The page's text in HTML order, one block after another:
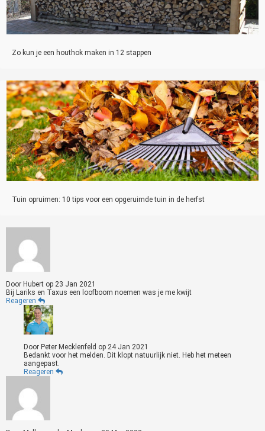
Zo kun je een houthok maken in 12 stappen
Tuin opruimen: 10 tips voor een opgeruimde tuin in de herfst
Door Hubert op 23 Jan 2021
Bij Lariks en Taxus een loofboom noemen was je me kwijt
Reageren
Door Peter Mecklenfeld op 24 Jan 2021
Bedankt voor het melden. Dit klopt natuurlijk niet. Heb het meteen
aangepast.
Reageren